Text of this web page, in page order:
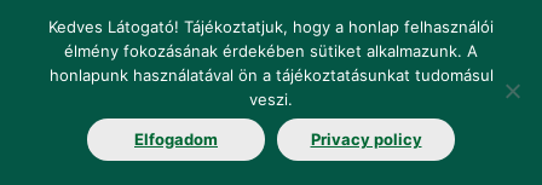
szerződésszám-növekedés egyelőre csak óvatos
bizakodásra adhat okot.
Kedves Látogató! Tájékoztatjuk, hogy a honlap felhasználói
élmény fokozásának érdekében sütiket alkalmazunk. A
honlapunk használatával ön a tájékoztatásunkat tudomásul
veszi.
Elfogadom Privacy policy